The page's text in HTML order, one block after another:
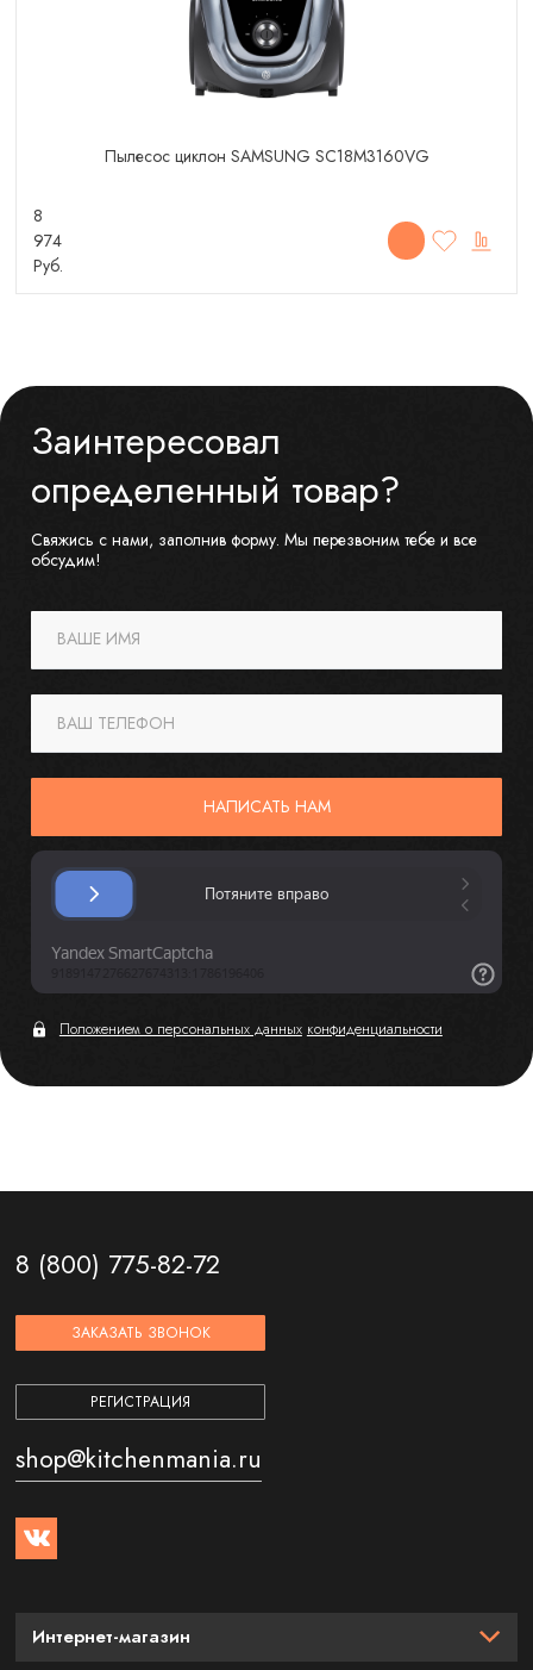
Пылесос циклон SAMSUNG SC18M3160VG
8
974
Руб.
Заинтересовал
определенный товар?
Свяжись с нами, заполнив форму. Мы перезвоним тебе и все
обсудим!
ВАШЕ ИМЯ
ВАШ ТЕЛЕФОН
НАПИСАТЬ НАМ
Положением о персональных данных конфиденциальности
8 (800) 775-82-72
ЗАКАЗАТЬ ЗВОНОК
РЕГИСТРАЦИЯ
shop@kitchenmania.ru
Интернет-магазин